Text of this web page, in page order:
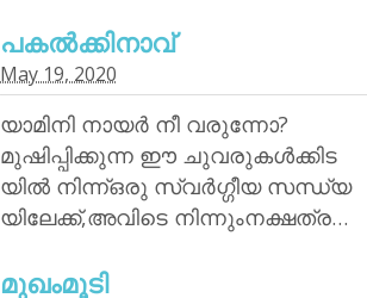
പകൽക്കിനാവ്‌
May 19, 2020
യാമിനി നായര്‍ നീ വരുന്നോ?
മുഷിപ്പിക്കുന്ന ഈ ചുവരുകൾക്കിട
യിൽ നിന്ന്ഒരു സ്വർഗ്ഗീയ സന്ധ്യ
യിലേക്ക്,അവിടെ നിന്നുംനക്ഷത്ര…
മുഖംമൂടി